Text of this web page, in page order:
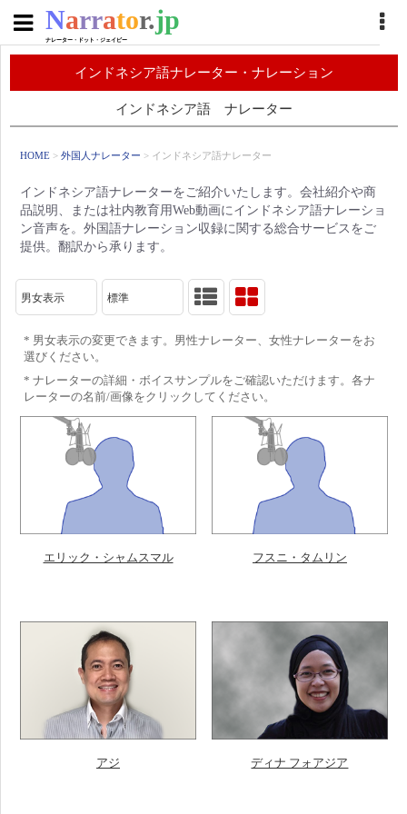
Narrator.jp
ナレーター・ドット・ジェイピー
インドネシア語ナレーター・ナレーション
インドネシア語 ナレーター
HOME> 外国人ナレーター > インドネシア語ナレーター
インドネシア語ナレーターをご紹介いたします。会社紹介や商
品説明、または社内教育用Web動画にインドネシア語ナレーショ
ン音声を。外国語ナレーション収録に関する総合サービスをご
提供。翻訳から承ります。
男女表示 標準
* 男女表示の変更できます。男性ナレーター、女性ナレーターをお
選びください。
* ナレーターの詳細・ボイスサンプルをご確認いただけます。各ナ
レーターの名前/画像をクリックしてください。
エリック・シャムスマル フスニ・タムリン
アジ ディナ フォアジア